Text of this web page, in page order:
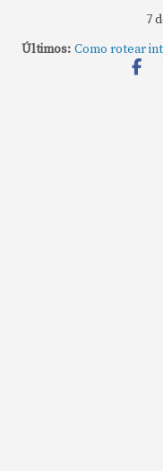
7
Últimos: Como rotear
compartilhar a